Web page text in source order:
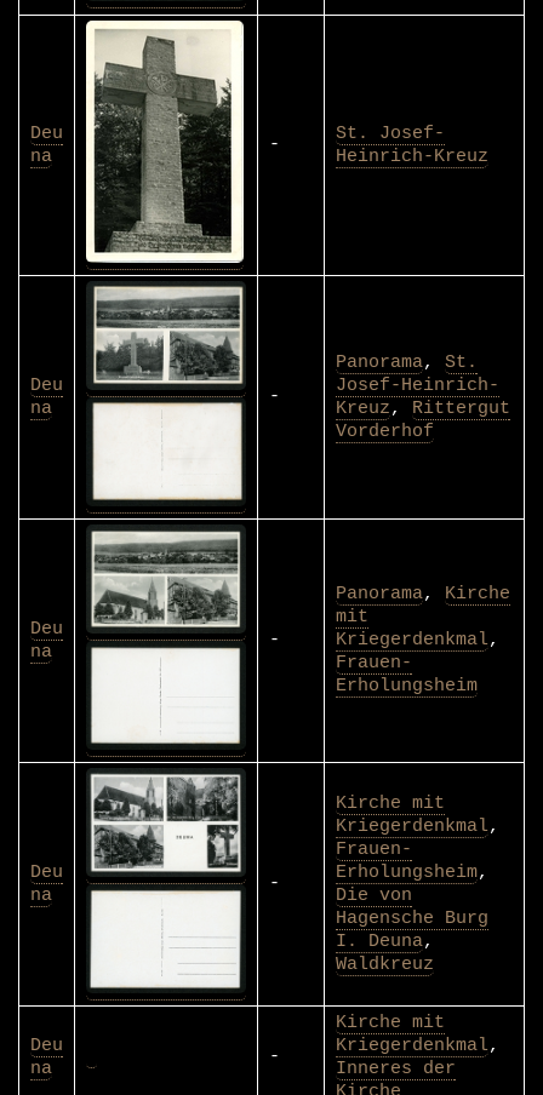
Deu
na
-
St. Josef-
Heinrich-Kreuz
Deu
na
-
Panorama, St.
Josef-Heinrich-
Kreuz, Rittergut
Vorderhof
Deu
na
-
Panorama, Kirche
mit
Kriegerdenkmal,
Frauen-
Erholungsheim
Deu
na
-
Kirche mit
Kriegerdenkmal,
Frauen-
Erholungsheim,
Die von
Hagensche Burg
I. Deuna,
Waldkreuz
Deu
na
-
Kirche mit
Kriegerdenkmal,
Inneres der